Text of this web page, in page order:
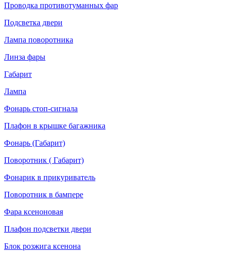
Проводка противотуманных фар
Подсветка двери
Лампа поворотника
Линза фары
Габарит
Лампа
Фонарь стоп-сигнала
Плафон в крышке багажника
Фонарь (Габарит)
Поворотник ( Габарит)
Фонарик в прикуриватель
Поворотник в бампере
Фара ксеноновая
Плафон подсветки двери
Блок розжига ксенона